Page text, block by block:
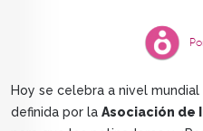
Hoy se celebra a nivel mundial
definida por la Asociación de